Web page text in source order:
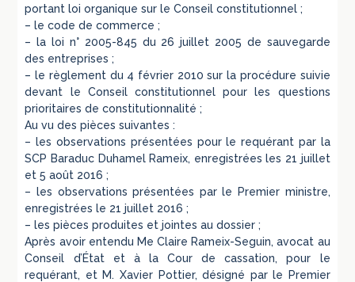
portant loi organique sur le Conseil constitutionnel ;
– le code de commerce ;
– la loi n° 2005-845 du 26 juillet 2005 de sauvegarde
des entreprises ;
– le règlement du 4 février 2010 sur la procédure suivie
devant le Conseil constitutionnel pour les questions
prioritaires de constitutionnalité ;
Au vu des pièces suivantes :
– les observations présentées pour le requérant par la
SCP Baraduc Duhamel Rameix, enregistrées les 21 juillet
et 5 août 2016 ;
– les observations présentées par le Premier ministre,
enregistrées le 21 juillet 2016 ;
– les pièces produites et jointes au dossier ;
Après avoir entendu Me Claire Rameix-Seguin, avocat au
Conseil d’État et à la Cour de cassation, pour le
requérant, et M. Xavier Pottier, désigné par le Premier